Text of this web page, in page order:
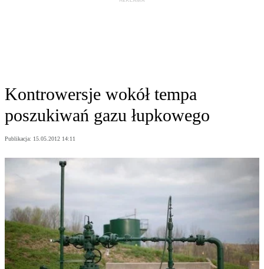
Kontrowersje wokół tempa
poszukiwań gazu łupkowego
Publikacja: 15.05.2012 14:11